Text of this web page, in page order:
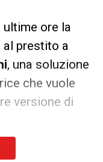
ore la
al prestito a
, una soluzione
che vuole
versione di
intriga